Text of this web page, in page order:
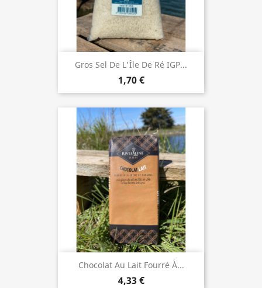
Gros Sel De L'Île De Ré IGP...
1,70 €
Chocolat Au Lait Fourré À...
4,33 €